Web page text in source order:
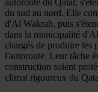
autoroute du Qatar,
du sud au nord. Elle
d'Al Wakrah, puis
dans la municipalité
chargés de produire les
l'autoroute. Leur tâche
construction soient
climat rigoureux du